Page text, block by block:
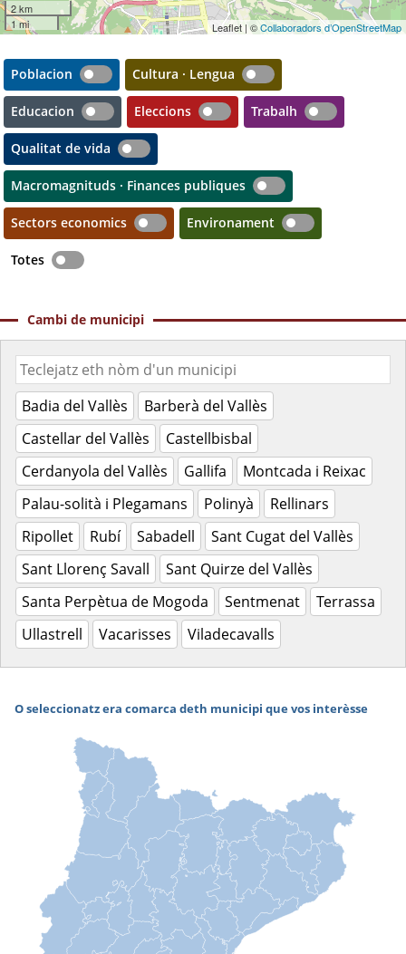
2 km
1 mi
Leaflet | ©Collaboradors d’OpenStreetMap
Poblacion Cultura · Lengua
Educacion Eleccions Trabalh
Qualitat de vida
Macromagnituds · Finances publiques
Sectors economics Environament
Totes
Cambi de municipi
Badia del Vallès
Barberà del Vallès
Castellar del Vallès
Castellbisbal
Cerdanyola del Vallès
Gallifa
Montcada i Reixac
Palau-solità i Plegamans
Polinyà
Rellinars
Ripollet
Rubí Sabadell
Sant Cugat del Vallès
Sant Llorenç Savall
Sant Quirze del Vallès
Santa Perpètua de Mogoda
Sentmenat
Terrassa
Ullastrell
Vacarisses Viladecavalls